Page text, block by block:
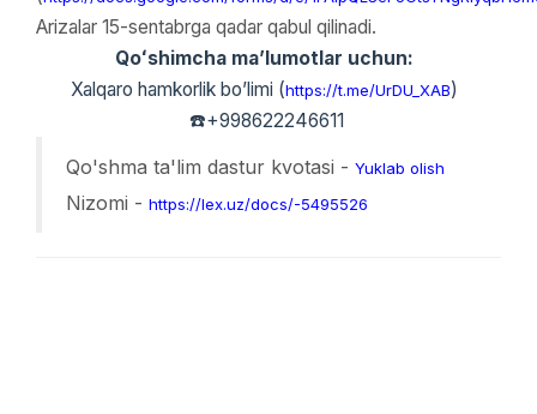
Arizalar 15-sentabrga qadar qabul qilinadi.
Qoʻshimcha ma’lumotlar uchun:
Xalqaro hamkorlik bo’limi (https://t.me/UrDU_XAB)
☎️+998622246611
Qo'shma ta'lim dastur kvotasi - Yuklab olish
Nizomi - https://lex.uz/docs/-5495526